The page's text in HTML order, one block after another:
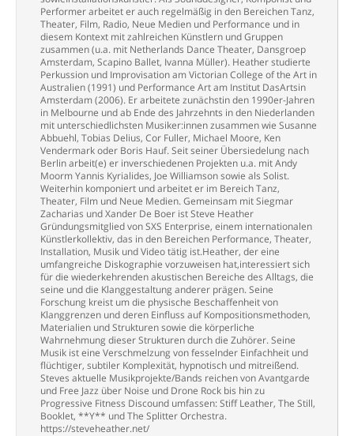
Performer arbeitet er auch regelmäßig in den Bereichen Tanz,
Theater, Film, Radio, Neue Medien und Performance und in
diesem Kontext mit zahlreichen Künstlern und Gruppen
zusammen (u.a. mit Netherlands Dance Theater, Dansgroep
Amsterdam, Scapino Ballet, Ivanna Müller). Heather studierte
Perkussion und Improvisation am Victorian College of the Art in
Australien (1991) und Performance Art am Institut DasArtsin
Amsterdam (2006). Er arbeitete zunächstin den 1990er-Jahren
in Melbourne und ab Ende des Jahrzehnts in den Niederlanden
mit unterschiedlichsten Musiker:innen zusammen wie Susanne
Abbuehl, Tobias Delius, Cor Fuller, Michael Moore, Ken
Vendermark oder Boris Hauf. Seit seiner Übersiedelung nach
Berlin arbeit(e) er inverschiedenen Projekten u.a. mit Andy
Moorm Yannis Kyrialides, Joe Williamson sowie als Solist.
Weiterhin komponiert und arbeitet er im Bereich Tanz,
Theater, Film und Neue Medien. Gemeinsam mit Siegmar
Zacharias und Xander De Boer ist Steve Heather
Gründungsmitglied von SXS Enterprise, einem internationalen
Künstlerkollektiv, das in den Bereichen Performance, Theater,
Installation, Musik und Video tätig ist.Heather, der eine
umfangreiche Diskographie vorzuweisen hat,interessiert sich
für die wiederkehrenden akustischen Bereiche des Alltags, die
seine und die Klanggestaltung anderer prägen. Seine
Forschung kreist um die physische Beschaffenheit von
Klanggrenzen und deren Einfluss auf Kompositionsmethoden,
Materialien und Strukturen sowie die körperliche
Wahrnehmung dieser Strukturen durch die Zuhörer. Seine
Musik ist eine Verschmelzung von fesselnder Einfachheit und
flüchtiger, subtiler Komplexität, hypnotisch und mitreißend.
Steves aktuelle Musikprojekte/Bands reichen von Avantgarde
und Free Jazz über Noise und Drone Rock bis hin zu
Progressive Fitness Discound umfassen: Stiff Leather, The Still,
Booklet, **Y** und The Splitter Orchestra.
https://steveheather.net/